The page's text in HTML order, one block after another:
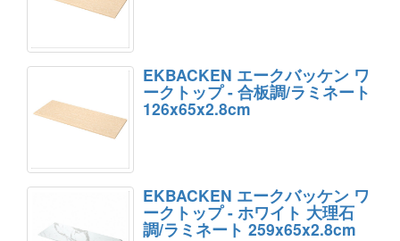
EKBACKEN エークバッケン ワ
ークトップ - 合板調/ラミネート
126x65x2.8cm
EKBACKEN エークバッケン ワ
ークトップ - ホワイト 大理石
調/ラミネート 259x65x2.8cm